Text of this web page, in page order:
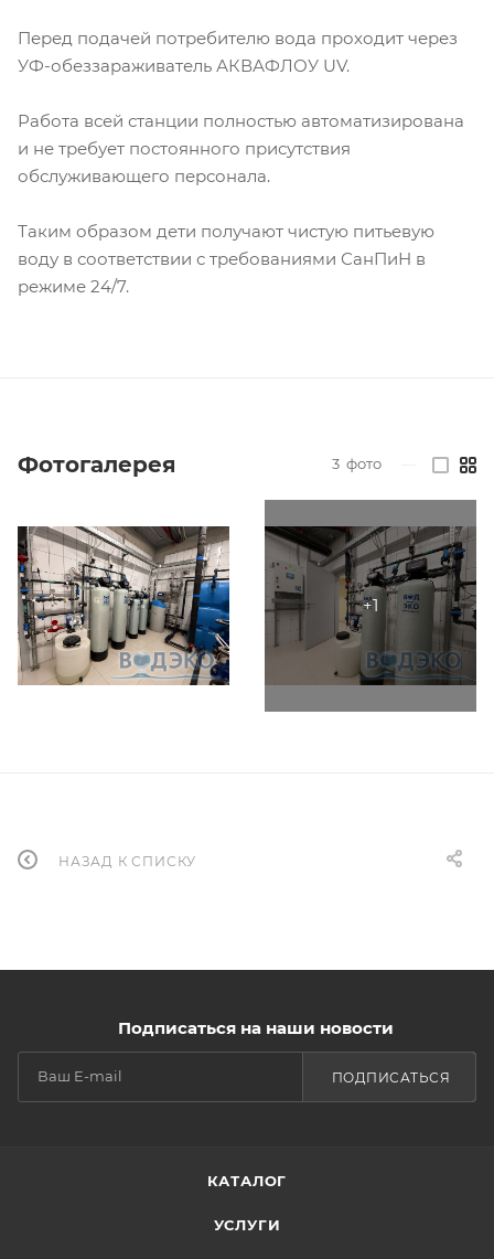
Перед подачей потребителю вода проходит через
УФ-обеззараживатель АКВАФЛОУ UV.
Работа всей станции полностью автоматизирована
и не требует постоянного присутствия
обслуживающего персонала.
Таким образом дети получают чистую питьевую
воду в соответствии с требованиями СанПиН в
режиме 24/7.
Фотогалерея 3 фото
НАЗАД К СПИСКУ
Подписаться на наши новости
ПОДПИСАТЬСЯ
КАТАЛОГ
УСЛУГИ